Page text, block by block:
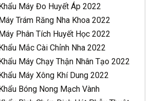
Máy Đo Huyết Áp 2022
Trám Răng Nha Khoa 2022
Phân Tích Huyết Học 2022
Mắc Cài Chỉnh Nha 2022
Máy Chạy Thận Nhân Tạo 2022
Máy Xông Khí Dung 2022
Bóng Nong Mạch Vành